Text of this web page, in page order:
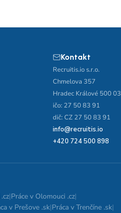
Kontakt
Recruitis.io s.r.o.
Chmelova 357
Hradec Králové 500 03
ičo: 27 50 83 91
dič: CZ 27 50 83 91
info@recruitis.io
+420 724 500 898
|Práce v Olomouci .cz|
v Prešove .sk|Práca v Trenčíne .sk|